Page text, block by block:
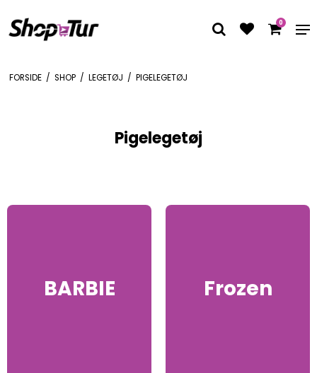
0
FORSIDE / SHOP / LEGETØJ / PIGELEGETØJ
Pigelegetøj
BARBIE Frozen